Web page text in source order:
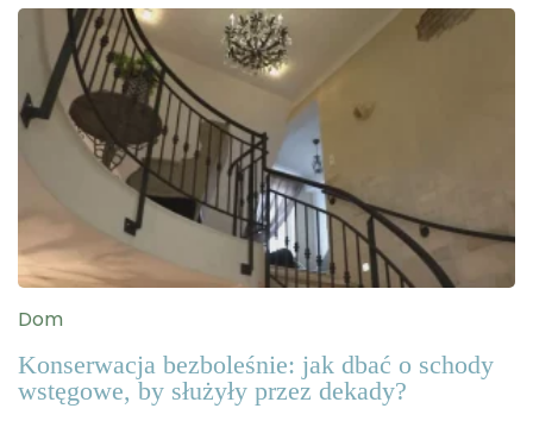
Dom
Konserwacja bezboleśnie: jak dbać o schody
wstęgowe, by służyły przez dekady?